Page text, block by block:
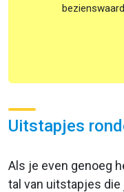
Uitstapjes
Als je even genoeg
tal van uitstapjes